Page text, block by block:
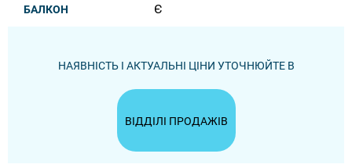
БАЛКОН Є
НАЯВНІСТЬ І АКТУАЛЬНІ ЦІНИ УТОЧНЮЙТЕ В
ВІДДІЛІ ПРОДАЖІВ